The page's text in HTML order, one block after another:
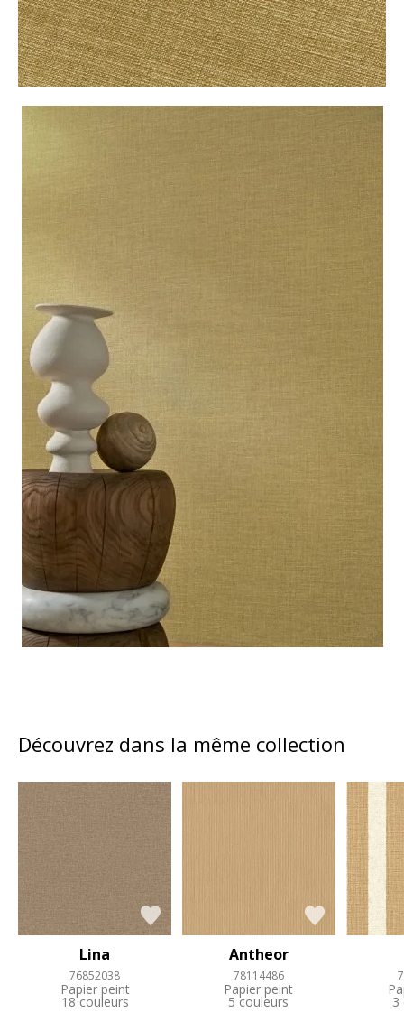
Découvrez dans la même collection
Lina
76852038
Papier peint
18 couleurs
Antheor
78114486
Papier peint
5 couleurs 3